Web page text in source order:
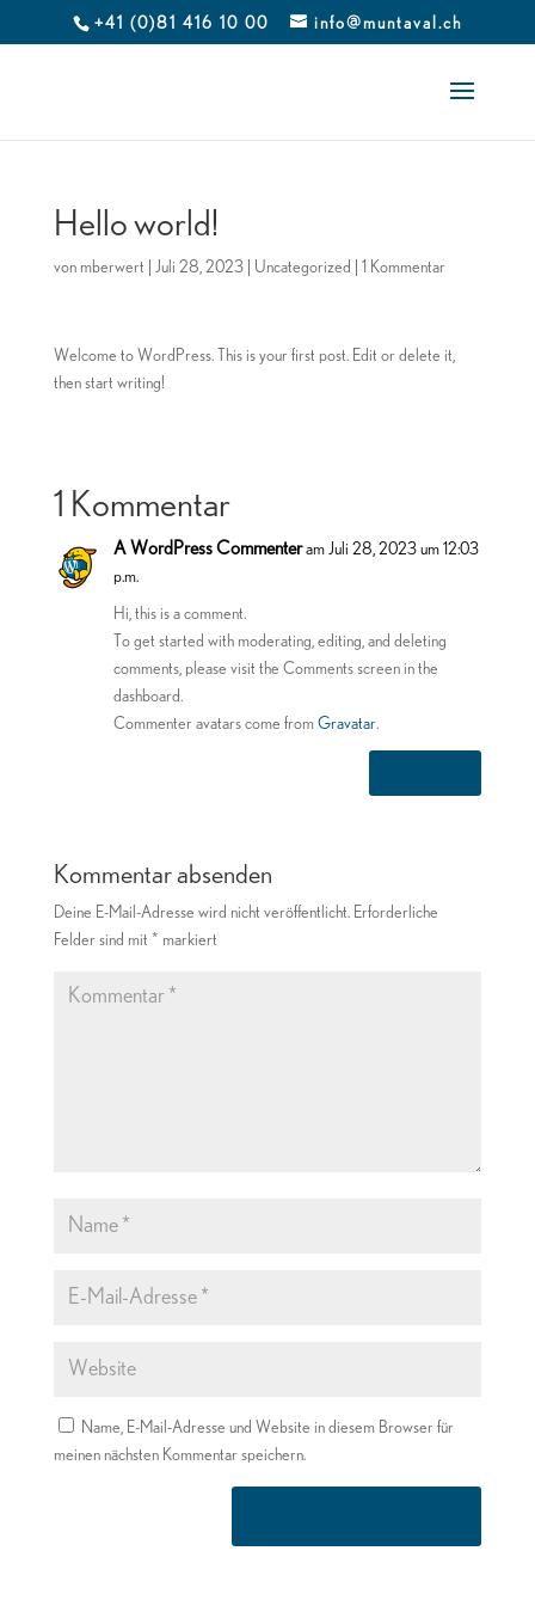
+41 (0)81 416 10 00 info@muntaval.ch
Hello world!
von mberwert Juli 28, 2023| Uncategorized 1 Kommentar
Welcome to WordPress. This is your first post. Edit or delete it,
then start writing!
1 Kommentar
A WordPress Commenter am Juli 28, 2023 um 12:03
p.m.
Hi, this is a comment.
To get started with moderating, editing, and deleting
comments, please visit the Comments screen in the
dashboard.
Commenter avatars come from Gravatar.
Kommentar absenden
Deine E-Mail-Adresse wird nicht veröffentlicht. Erforderliche
Felder sind mit * markiert
Name, E-Mail-Adresse und Website in diesem Browser für
meinen nächsten Kommentar speichern.